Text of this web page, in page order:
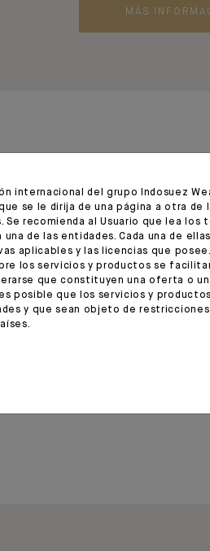
MÁS
En España,
nosotros para
Nosotros les
poniendo a
internacional del grupo Indosuez
se le dirija de una página a otra de
Se recomienda al Usuario que lea los
una de las entidades. Cada una de
aplicables y las licencias que
los servicios y productos se
que constituyen una oferta o
posible que los servicios y
y que sean objeto de